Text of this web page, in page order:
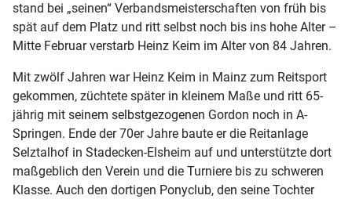
stand bei „seinen“ Verbandsmeisterschaften von früh bis
spät auf dem Platz und ritt selbst noch bis ins hohe Alter –
Mitte Februar verstarb Heinz Keim im Alter von 84 Jahren.
Mit zwölf Jahren war Heinz Keim in Mainz zum Reitsport
gekommen, züchtete später in kleinem Maße und ritt 65-
jährig mit seinem selbstgezogenen Gordon noch in A-
Springen. Ende der 70er Jahre baute er die Reitanlage
Selztalhof in Stadecken-Elsheim auf und unterstützte dort
maßgeblich den Verein und die Turniere bis zu schweren
Klasse. Auch den dortigen Ponyclub, den seine Tochter